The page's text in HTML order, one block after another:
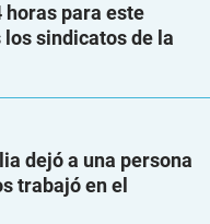
horas para este
sindicatos de la
dejó a una persona
trabajó en el